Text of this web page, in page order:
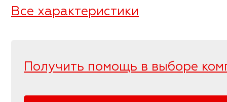
Все характеристики
Получить помощь в выборе